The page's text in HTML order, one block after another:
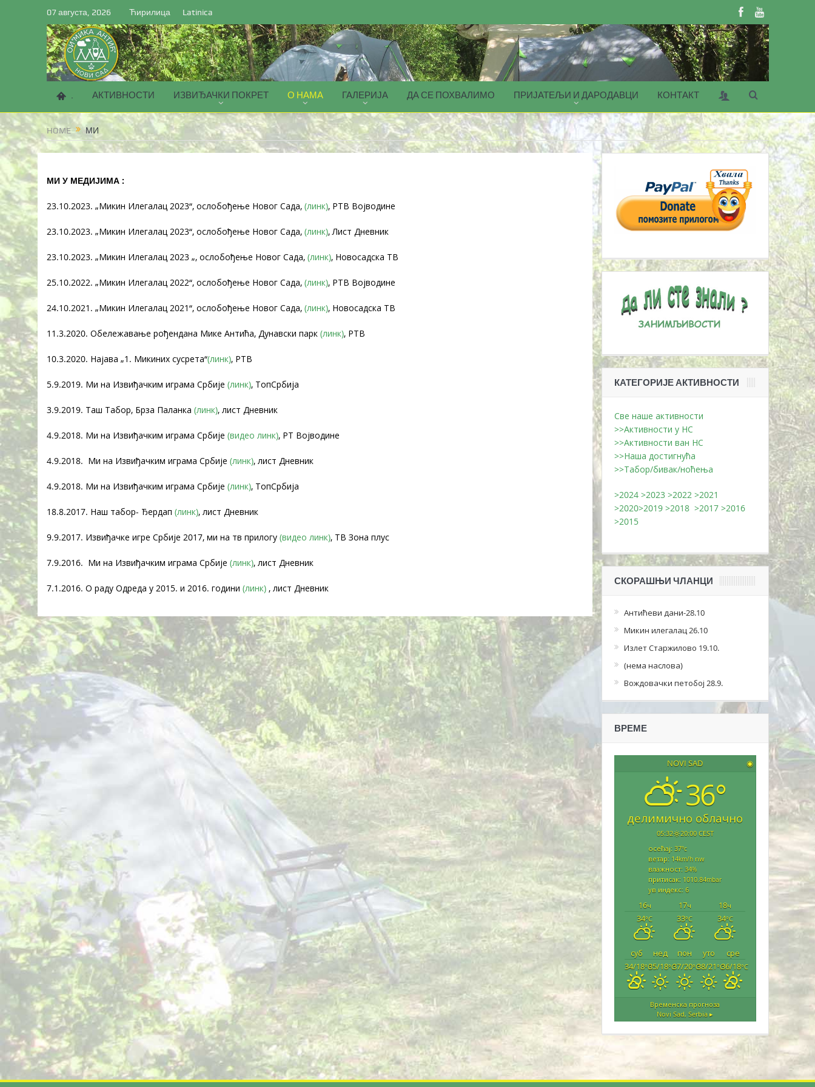
07 августа, 2026 Ћирилица Latinica
. АКТИВНОСТИ ИЗВИЂАЧКИ ПОКРЕТ О НАМА ГАЛЕРИЈА ДА СЕ ПОХВАЛИМО ПРИЈАТЕЉИ И ДАРОДАВЦИ КОНТАКТ
HOME МИ
МИ У МЕДИЈИМА :
23.10.2023. „Микин Илегалац 2023“, ослобођење Новог Сада, (линк), РТВ Војводине
23.10.2023. „Микин Илегалац 2023“, ослобођење Новог Сада, (линк), Лист Дневник
23.10.2023. „Микин Илегалац 2023 „, ослобођење Новог Сада, (линк), Новосадска ТВ
25.10.2022. „Микин Илегалац 2022“, ослобођење Новог Сада, (линк), РТВ Војводине
24.10.2021. „Микин Илегалац 2021“, ослобођење Новог Сада, (линк), Новосадска ТВ
11.3.2020. Обележавање рођендана Мике Антића, Дунавски парк (линк), РТВ
10.3.2020. Најава „1. Микиних сусрета“(линк), РТВ
5.9.2019. Ми на Извиђачким играма Србије (линк), ТопСрбија
3.9.2019. Таш Табор, Брза Паланка (линк), лист Дневник
4.9.2018. Ми на Извиђачким играма Србије (видео линк), РТ Војводине
4.9.2018. Ми на Извиђачким играма Србије (линк), лист Дневник
4.9.2018. Ми на Извиђачким играма Србије (линк), ТопСрбија
18.8.2017. Наш табор- Ђердап (линк), лист Дневник
9.9.2017. Извиђачке игре Србије 2017, ми на тв прилогу (видео линк), ТВ Зона плус
7.9.2016. Ми на Извиђачким играма Србије (линк), лист Дневник
7.1.2016. О раду Одреда у 2015. и 2016. години (линк), лист Дневник
КАТЕГОРИЈЕ АКТИВНОСТИ
Све наше активности
>>Активности у НС
>>Активности ван НС
>>Наша достигнућа
>>Табор/бивак/ноћења
>2024 >2023 >2022 >2021
>2020>2019>2018>2017>2016
>2015
СКОРАШЊИ ЧЛАНЦИ
Антићеви дани-28.10
Микин илегалац 26.10
Излет Старжилово 19.10.
(нема наслова)
Вождовачки петобој 28.9.
ВРЕМЕ
NOVI SAD ◉
36°
делимично облачно
05:32 20:00 CEST
осећај: 37°c
ветар: 14km/h nw
влажност: 34%
притисак: 1010.84mbar
ув индекс: 6
16ч 17ч 18ч
34°C 33°C 34°C
суб нед пон уто
сре
34/18°C35/18°C37/20°C38/21°C36/18°C
Временска прогноза
Novi Sad, Serbia ▸